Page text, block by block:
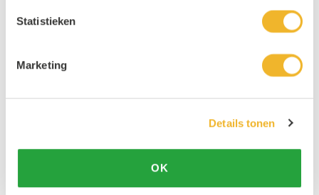
Statistieken
Marketing
Details tonen
OK